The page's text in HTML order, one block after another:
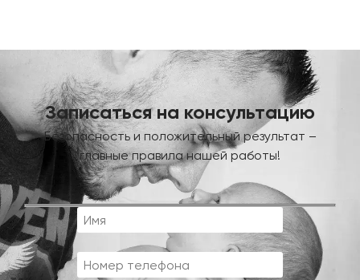
Записаться на консультацию
Безопасность и положительный результат –
главные правила нашей работы!